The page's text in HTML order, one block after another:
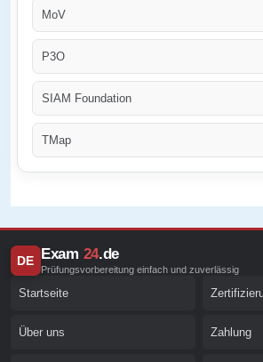
MoV
P3O
SIAM Foundation
TMap
DE Exam 24.de
Prüfungsvorbereitung einfach und zuverlässig
Startseite
Über uns Zahlung